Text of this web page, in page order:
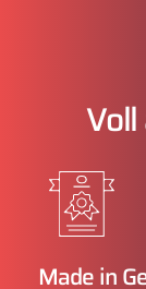
Made in